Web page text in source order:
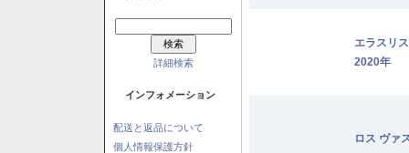
詳細検索
インフォメーション
配送と返品について
個人情報保護方針
エラスリ
2020年
ロス ヴァ